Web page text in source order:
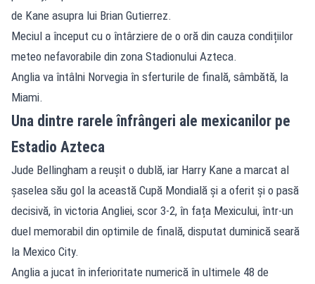
de Kane asupra lui Brian Gutierrez.
Meciul a început cu o întârziere de o oră din cauza condițiilor
meteo nefavorabile din zona Stadionului Azteca.
Anglia va întâlni Norvegia în sferturile de finală, sâmbătă, la
Miami.
Una dintre rarele înfrângeri ale mexicanilor pe
Estadio Azteca
Jude Bellingham a reușit o dublă, iar Harry Kane a marcat al
șaselea său gol la această Cupă Mondială și a oferit și o pasă
decisivă, în victoria Angliei, scor 3-2, în fața Mexicului, într-un
duel memorabil din optimile de finală, disputat duminică seară
la Mexico City.
Anglia a jucat în inferioritate numerică în ultimele 48 de